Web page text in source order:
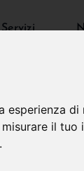
misurare il tuo
.
Servizi